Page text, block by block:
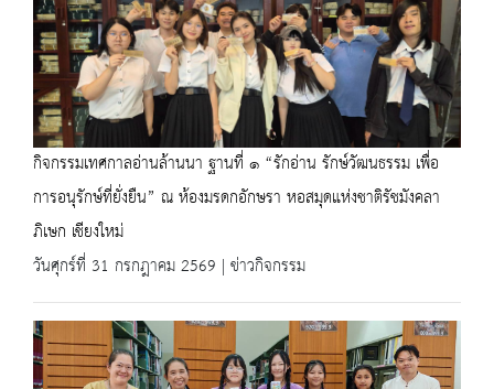
กิจกรรมเทศกาลอ่านล้านนา ฐานที่ ๑ “รักอ่าน รักษ์วัฒนธรรม เพื่อ
การอนุรักษ์ที่ยั่งยืน” ณ ห้องมรดกอักษรา หอสมุดแห่งชาติรัชมังคลา
ภิเษก เชียงใหม่
วันศุกร์ที่ 31 กรกฎาคม 2569 | ข่าวกิจกรรม